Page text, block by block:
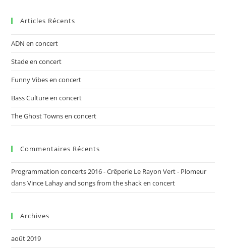
Articles Récents
ADN en concert
Stade en concert
Funny Vibes en concert
Bass Culture en concert
The Ghost Towns en concert
Commentaires Récents
Programmation concerts 2016 - Crêperie Le Rayon Vert - Plomeur
dansVince Lahay and songs from the shack en concert
Archives
août 2019